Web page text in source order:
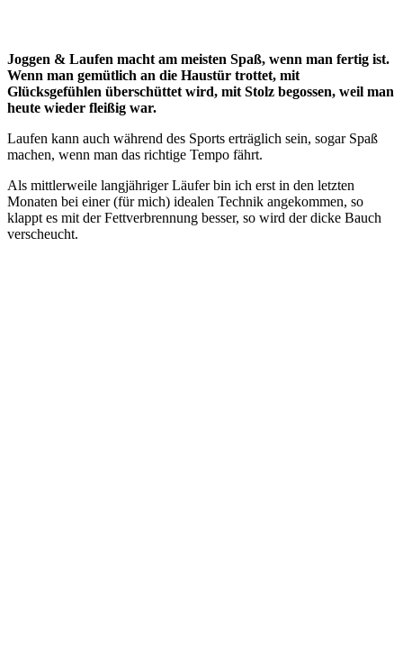
Joggen & Laufen macht am meisten Spaß, wenn man fertig ist.
Wenn man gemütlich an die Haustür trottet, mit
Glücksgefühlen überschüttet wird, mit Stolz begossen, weil man
heute wieder fleißig war.
Laufen kann auch während des Sports erträglich sein, sogar Spaß
machen, wenn man das richtige Tempo fährt.
Als mittlerweile langjähriger Läufer bin ich erst in den letzten
Monaten bei einer (für mich) idealen Technik angekommen, so
klappt es mit der Fettverbrennung besser, so wird der dicke Bauch
verscheucht.